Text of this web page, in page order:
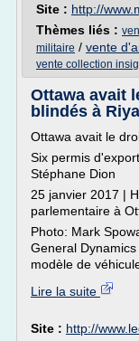
Site : http://
Thèmes liés :
militaire / vente
vente collection
Ottawa avait
blindés à
Ottawa avait le
Six permis
Stéphane Dion
25 janvier 2017 |
parlementaire à
Photo: Mark
General
modèle de
Lire la suite
Site : http://